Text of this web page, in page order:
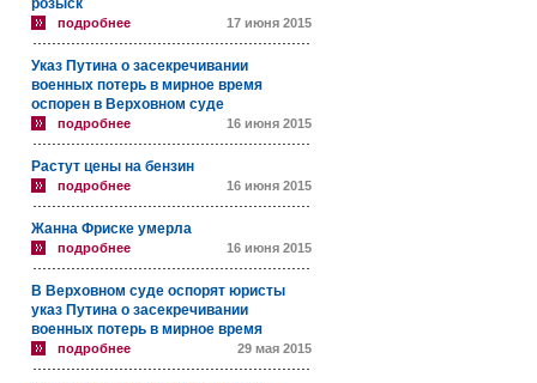
розыск
подробнее 17 июня 2015
Указ Путина о засекречивании
военных потерь в мирное время
оспорен в Верховном суде
подробнее 16 июня 2015
Растут цены на бензин
подробнее 16 июня 2015
Жанна Фриске умерла
подробнее 16 июня 2015
В Верховном суде оспорят юристы
указ Путина о засекречивании
военных потерь в мирное время
подробнее 29 мая 2015